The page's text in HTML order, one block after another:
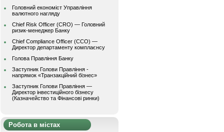
Головний економіст Управління
валютного нагляду
Chief Risk Officer (CRO) — Головний
ризик-менеджер Банку
Chief Compliance Officer (CCO) —
Директор департаменту комплаєнсу
Голова Правління Банку
Заступник Голови Правління -
напрямок «Транзакційний бізнес»
Заступник Голови Правління —
Директор інвестиційного бізнесу
(Казначейство та Фінансові ринки)
Робота в містах